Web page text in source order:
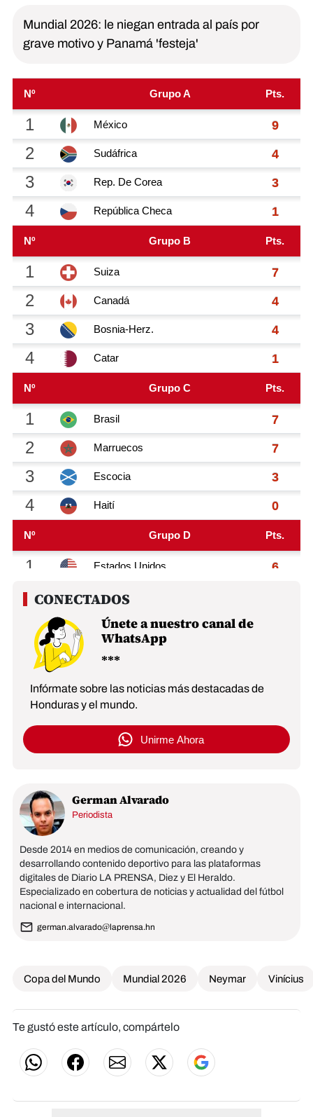
Mundial 2026: le niegan entrada al país por
grave motivo y Panamá 'festeja'
Únete a nuestro canal de
WhatsApp
Infórmate sobre las noticias más destacadas de
Honduras y el mundo.
Unirme Ahora
German Alvarado
Periodista
Desde 2014 en medios de comunicación, creando y
desarrollando contenido deportivo para las plataformas
digitales de Diario LA PRENSA, Diez y El Heraldo.
Especializado en cobertura de noticias y actualidad del fútbol
nacional e internacional.
german.alvarado@laprensa.hn
Copa del Mundo Mundial 2026 Neymar Vinícius
Te gustó este artículo, compártelo